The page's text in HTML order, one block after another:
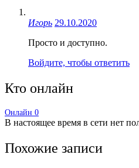
Игорь 29.10.2020
Просто и доступно.
Войдите, чтобы ответить
Кто онлайн
Онлайн 0
В настоящее время в сети нет
Похожие записи